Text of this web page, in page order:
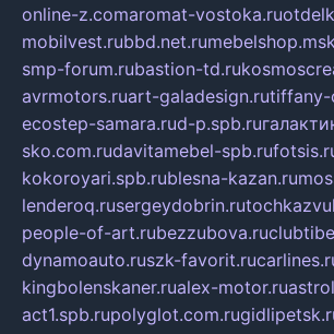
online-z.comaromat-vostoka.ru
mobilvest.rubbd.net.ru
smp-forum.rubastion-td.ru
avrmotors.ruart-galadesign.rutiffany-
ecostep-samara.rud-p.spb.ru
sko.com.rudavitamebel-spb.ru
kokoroyari.spb.rublesna-kazan.ru
lenderoq.rusergeydobrin.ru
people-of-art.rubezzubova.ru
dynamoauto.ruszk-favorit.ru
kingbolenskaner.rualex-motor.ru
act1.spb.rupolyglot.com.ru